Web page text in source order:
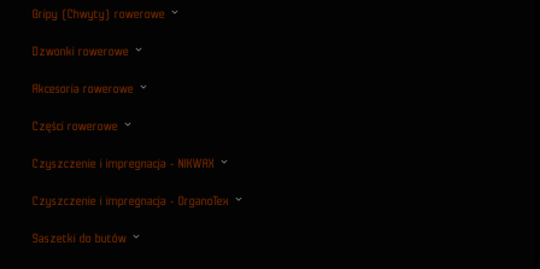
Gripy (Chwyty) rowerowe
Dzwonki rowerowe
Akcesoria rowerowe
Części rowerowe
Czyszczenie i impregnacja - NIKWAX
Czyszczenie i impregnacja - OrganoTex
Saszetki do butów